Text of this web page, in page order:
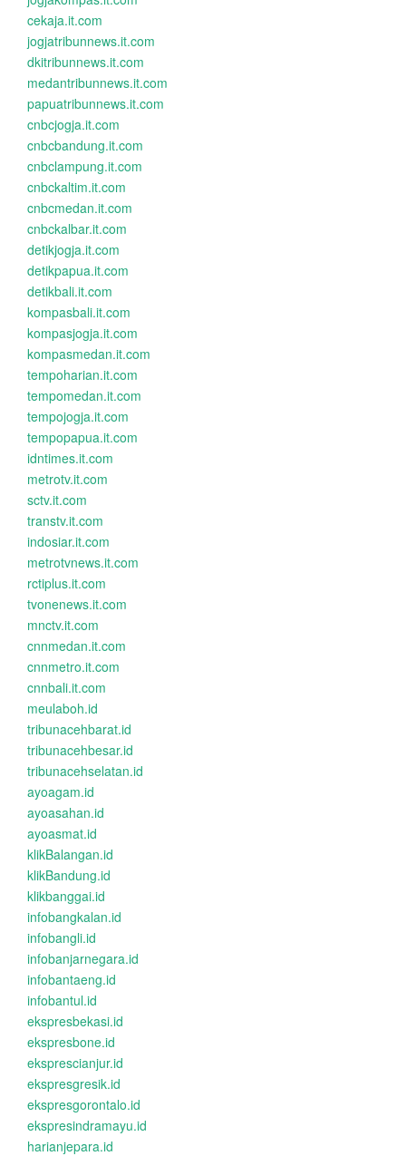
cekaja.it.com
jogjatribunnews.it.com
dkitribunnews.it.com
medantribunnews.it.com
papuatribunnews.it.com
cnbcjogja.it.com
cnbcbandung.it.com
cnbclampung.it.com
cnbckaltim.it.com
cnbcmedan.it.com
cnbckalbar.it.com
detikjogja.it.com
detikpapua.it.com
detikbali.it.com
kompasbali.it.com
kompasjogja.it.com
kompasmedan.it.com
tempoharian.it.com
tempomedan.it.com
tempojogja.it.com
tempopapua.it.com
idntimes.it.com
metrotv.it.com
sctv.it.com
transtv.it.com
indosiar.it.com
metrotvnews.it.com
rctiplus.it.com
tvonenews.it.com
mnctv.it.com
cnnmedan.it.com
cnnmetro.it.com
cnnbali.it.com
meulaboh.id
tribunacehbarat.id
tribunacehbesar.id
tribunacehselatan.id
ayoagam.id
ayoasahan.id
ayoasmat.id
klikBalangan.id
klikBandung.id
klikbanggai.id
infobangkalan.id
infobangli.id
infobanjarnegara.id
infobantaeng.id
infobantul.id
ekspresbekasi.id
ekspresbone.id
eksprescianjur.id
ekspresgresik.id
ekspresgorontalo.id
ekspresindramayu.id
harianjepara.id